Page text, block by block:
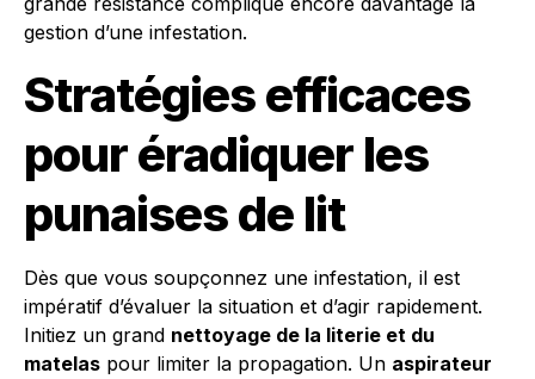
gestion d’une infestation.
Stratégies efficaces
pour éradiquer les
punaises de lit
Dès que vous soupçonnez une infestation, il est
impératif d’évaluer la situation et d’agir rapidement.
Initiez un grand nettoyage de la literie et du
matelas pour limiter la propagation. Un aspirateur